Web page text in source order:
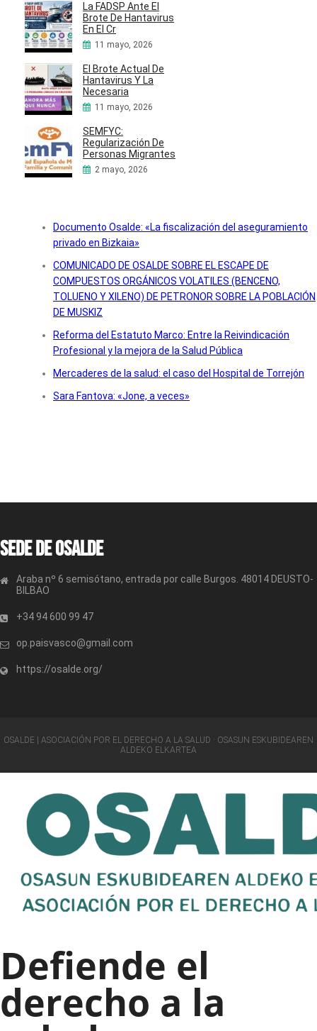
La FADSP Ante El
Brote De Hantavirus
En El Cr
11 mayo, 2026
El Brote Actual De
Hantavirus Y La
Necesaria
11 mayo, 2026
SEMFYC:
Regularización De
Personas Migrantes
2 mayo, 2026
Documento Osalde: «La fiscalización del aseguramiento
privado en Bizkaia»
COMUNICADO DE OSALDE SOBRE EL ESCAPE DE
COMPUESTOS ORGÁNICOS VOLATILES (BENCENO,
TOLUENO Y XILENO) DE PETRONOR SOBRE LA POBLACIÓN
DE MUSKIZ
Reforma del Estatuto Marco: Entre la Reivindicación
Profesional y la mejora de la Salud Pública
Mercaderes de la salud: el caso del Hospital de Torrejón
Sara Fantova: «Jone, a veces»
Sede de OSALDE
Araba nº 6 semisótano, entrada por calle Burgos. 48014 DEUSTO-
BILBAO
+34 94 600 99 47
op.paisvasco@gmail.com
https://osalde.org/
OSALDE | ASOCIACIÓN POR EL DERECHO A LA SALUD · OSASUN ESKUBIDEAREN
ALDEKO ELKARTEA
Defiende el
derecho a la